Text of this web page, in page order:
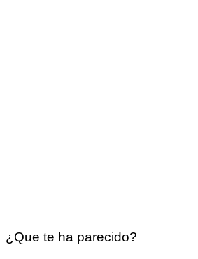
¿Que te ha parecido?